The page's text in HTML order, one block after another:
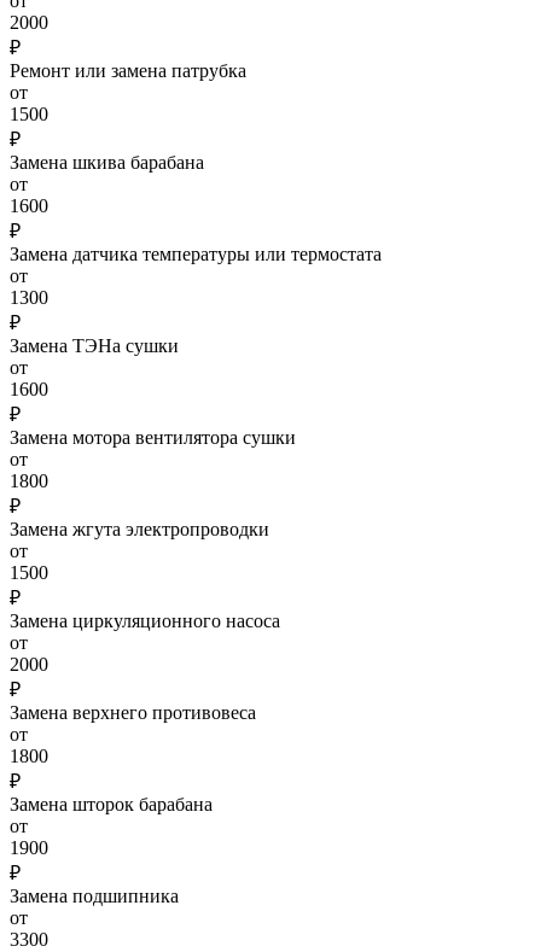
2000
₽
Ремонт или замена патрубка
от
1500
₽
Замена шкива барабана
от
1600
₽
Замена датчика температуры или термостата
от
1300
₽
Замена ТЭНа сушки
от
1600
₽
Замена мотора вентилятора сушки
от
1800
₽
Замена жгута электропроводки
от
1500
₽
Замена циркуляционного насоса
от
2000
₽
Замена верхнего противовеса
от
1800
₽
Замена шторок барабана
от
1900
₽
Замена подшипника
от
3300